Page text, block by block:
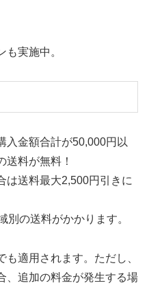
実施中。
入金額合計が50,000円以
送料が無料！
送料最大2,500円引きに
の送料がかかります。
適用されます。ただし、
、追加の料金が発生する場